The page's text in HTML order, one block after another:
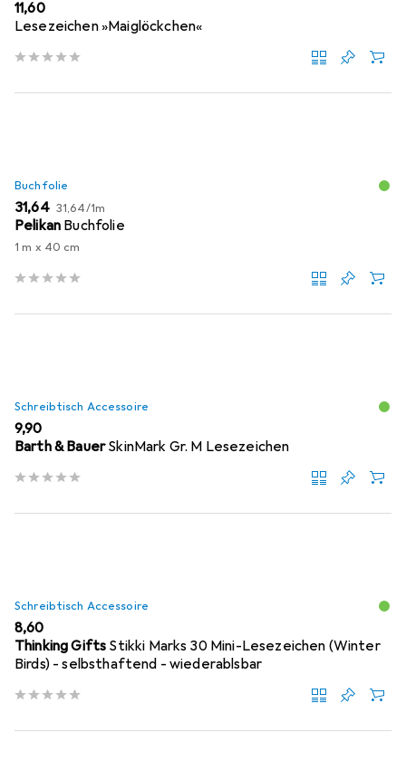
EUR
11,60
Lesezeichen »Maiglöckchen«
Buchfolie
EUR
31,64 EUR
31,64/1m
Pelikan Buchfolie
1 m x 40 cm
Schreibtisch Accessoire
EUR
9,90
Barth & BauerSkinMark Gr. M Lesezeichen
Schreibtisch Accessoire
EUR
8,60
Thinking Gifts Stikki Marks 30 Mini-Lesezeichen (Winter
Birds) - selbsthaftend - wiederablsbar